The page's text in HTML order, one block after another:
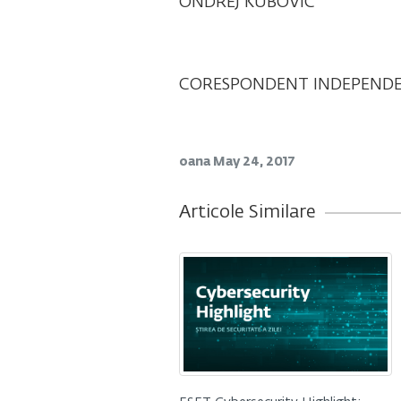
CORESPONDENT
oana May 24, 2017
Articole Similare